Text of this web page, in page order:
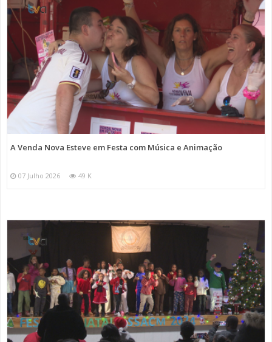
A Venda Nova Esteve em Festa com Música e Animação
07 Julho 2026 49 K